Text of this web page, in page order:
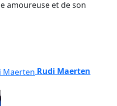
amoureuse et de son
Rudi Maerten